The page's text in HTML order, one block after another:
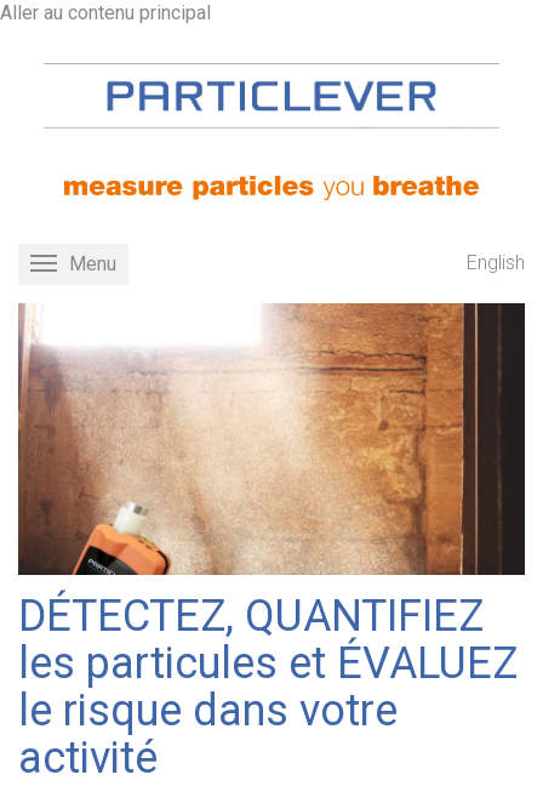
Aller au contenu principal
Toggle
Menu English
DÉTECTEZ, QUANTIFIEZ
les particules et ÉVALUEZ
le risque dans votre
activité